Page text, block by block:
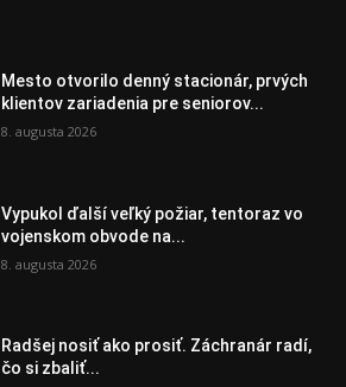
Mesto otvorilo denný stacionár, prvých
klientov zariadenia pre seniorov...
8. augusta 2026
Vypukol ďalší veľký požiar, tentoraz vo
vojenskom obvode na...
8. augusta 2026
Radšej nosiť ako prosiť. Záchranár radí,
čo si zbaliť...